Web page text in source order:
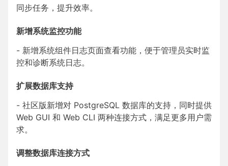
同步任务，提升效率。
新增系统监控功能
- 新增系统组件日志页面查看功能，便于管理员实时监
控和诊断系统日志。
扩展数据库支持
- 社区版新增对 PostgreSQL 数据库的支持，同时提供
Web GUI 和 Web CLI 两种连接方式，满足更多用户需
求。
调整数据库连接方式